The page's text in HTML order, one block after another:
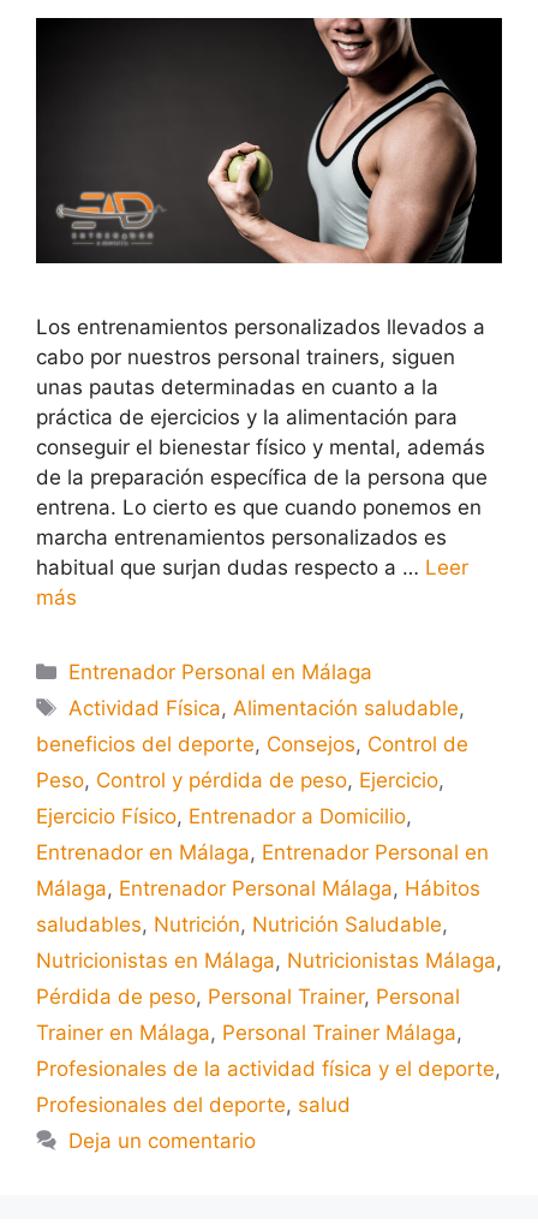
Los entrenamientos personalizados llevados a
cabo por nuestros personal trainers, siguen
unas pautas determinadas en cuanto a la
práctica de ejercicios y la alimentación para
conseguir el bienestar físico y mental, además
de la preparación específica de la persona que
entrena. Lo cierto es que cuando ponemos en
marcha entrenamientos personalizados es
habitual que surjan dudas respecto a … Leer
más
Entrenador Personal en Málaga
Actividad Física, Alimentación saludable,
beneficios del deporte, Consejos, Control de
Peso, Control y pérdida de peso, Ejercicio,
Ejercicio Físico, Entrenador a Domicilio,
Entrenador en Málaga, Entrenador Personal en
Málaga, Entrenador Personal Málaga, Hábitos
saludables, Nutrición, Nutrición Saludable,
Nutricionistas en Málaga, Nutricionistas Málaga,
Pérdida de peso, Personal Trainer, Personal
Trainer en Málaga, Personal Trainer Málaga,
Profesionales de la actividad física y el deporte,
Profesionales del deporte, salud
Deja un comentario